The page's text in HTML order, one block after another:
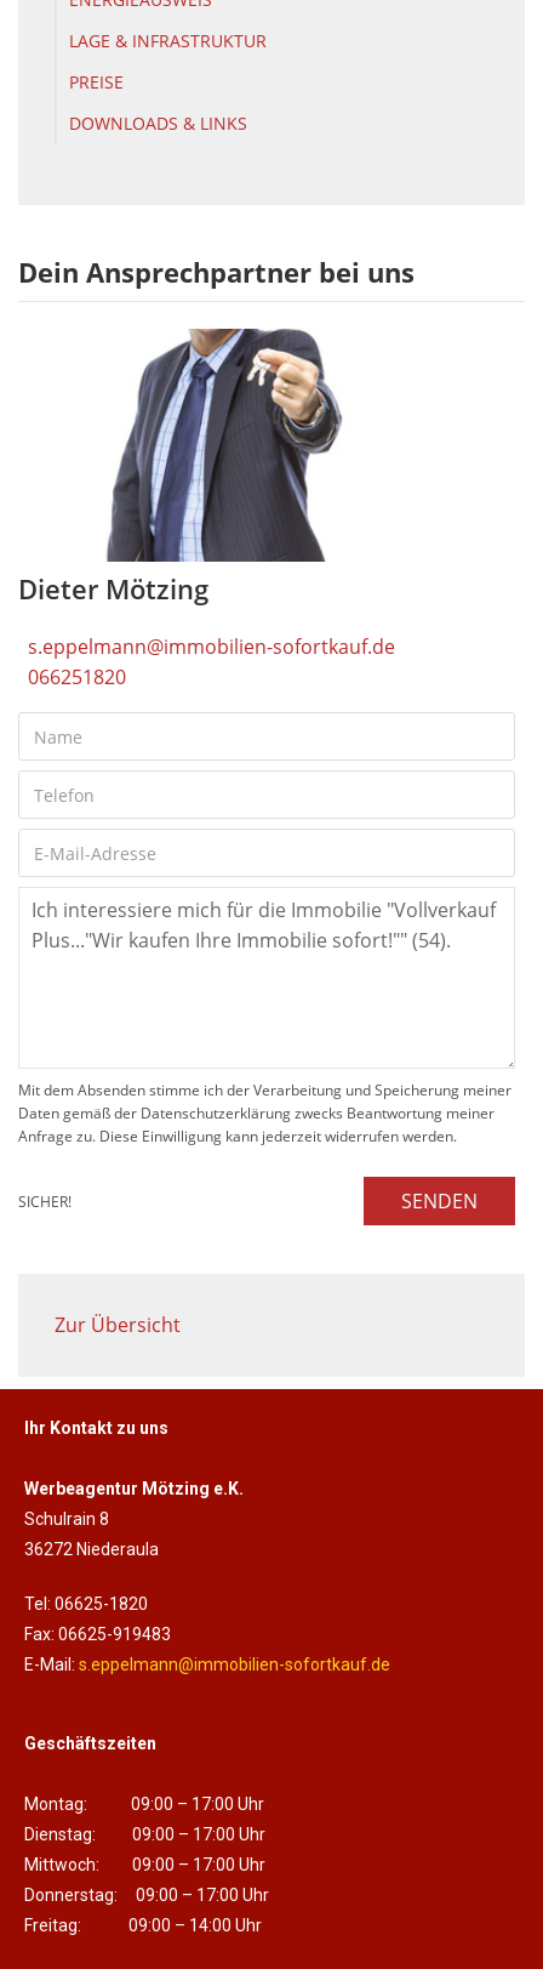
LAGE & INFRASTRUKTUR
PREISE
DOWNLOADS & LINKS
Dein Ansprechpartner bei uns
Dieter Mötzing
s.eppelmann@immobilien-sofortkauf.de
066251820
Mit dem Absenden stimme ich der Verarbeitung und Speicherung meiner
Daten gemäß der Datenschutzerklärung zwecks Beantwortung meiner
Anfrage zu. Diese Einwilligung kann jederzeit widerrufen werden.
SICHER! SENDEN
Zur Übersicht
Ihr Kontakt zu uns
Werbeagentur Mötzing e.K.
Schulrain 8
36272 Niederaula
Tel: 06625-1820
Fax: 06625-919483
E-Mail: s.eppelmann@immobilien-sofortkauf.de
Geschäftszeiten
Montag: 09:00 – 17:00 Uhr
Dienstag: 09:00 – 17:00 Uhr
Mittwoch: 09:00 – 17:00 Uhr
Donnerstag: 09:00 – 17:00 Uhr
Freitag: 09:00 – 14:00 Uhr